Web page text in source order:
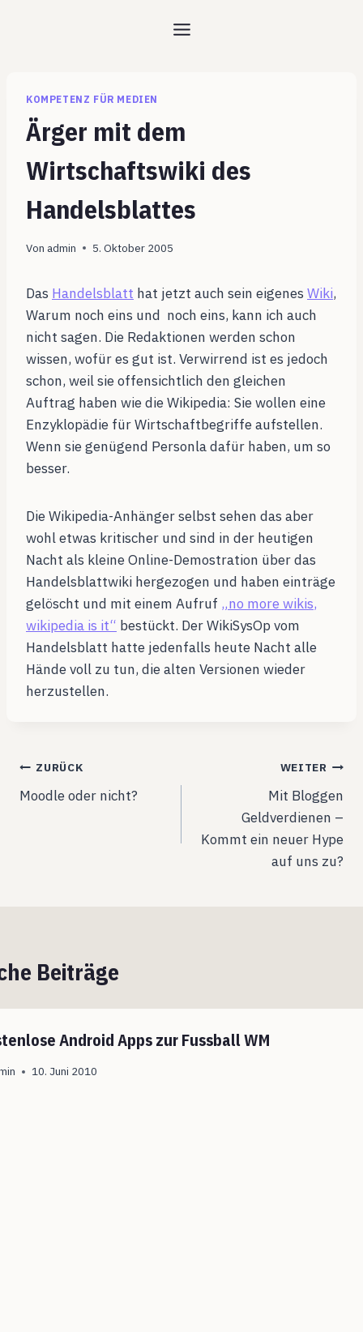
KOMPETENZ FÜR MEDIEN
Ärger mit dem
Wirtschaftswiki des
Handelsblattes
Von admin 5. Oktober 2005
Das Handelsblatt hat jetzt auch sein eigenes Wiki,
Warum noch eins und noch eins, kann ich auch
nicht sagen. Die Redaktionen werden schon
wissen, wofür es gut ist. Verwirrend ist es jedoch
schon, weil sie offensichtlich den gleichen
Auftrag haben wie die Wikipedia: Sie wollen eine
Enzyklopädie für Wirtschaftbegriffe aufstellen.
Wenn sie genügend Personla dafür haben, um so
besser.
Die Wikipedia-Anhänger selbst sehen das aber
wohl etwas kritischer und sind in der heutigen
Nacht als kleine Online-Demostration über das
Handelsblattwiki hergezogen und haben einträge
gelöscht und mit einem Aufruf „no more wikis,
wikipedia is it“ bestückt. Der WikiSysOp vom
Handelsblatt hatte jedenfalls heute Nacht alle
Hände voll zu tun, die alten Versionen wieder
herzustellen.
Beitragsnavigation
ZURÜCK
Moodle oder nicht?
WEITER
Mit Bloggen
Geldverdienen –
Kommt ein neuer Hype
auf uns zu?
Beiträge
Android Apps zur Fussball WM
10. Juni 2010